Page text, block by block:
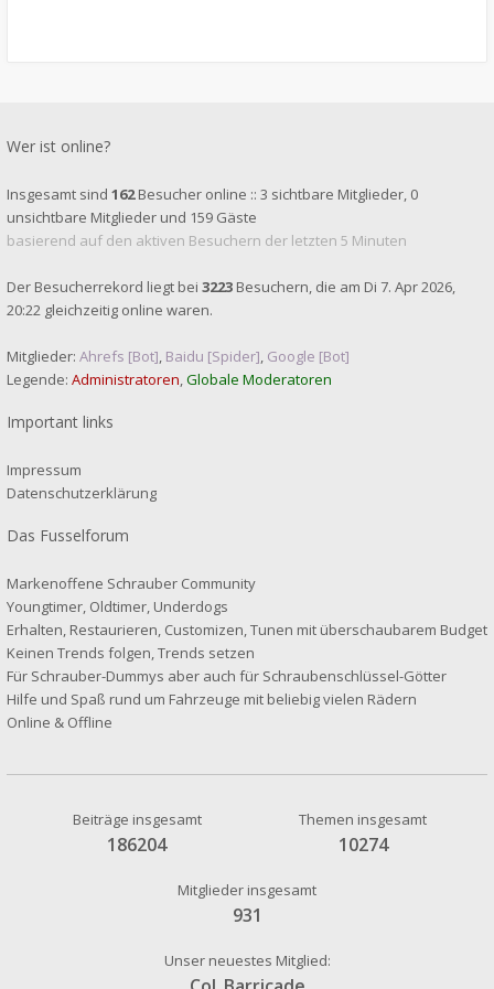
Wer ist online?
Insgesamt sind 162Besucher online :: 3 sichtbare Mitglieder, 0
unsichtbare Mitglieder und 159 Gäste
basierend auf den aktiven Besuchern der letzten 5 Minuten
Der Besucherrekord liegt bei 3223 Besuchern, die am Di 7. Apr 2026,
20:22 gleichzeitig online waren.
Mitglieder: Ahrefs [Bot], Baidu [Spider], Google [Bot]
Legende: Administratoren,Globale Moderatoren
Important links
Impressum
Datenschutzerklärung
Das Fusselforum
Markenoffene Schrauber Community
Youngtimer, Oldtimer, Underdogs
Erhalten, Restaurieren, Customizen, Tunen mit überschaubarem Budget
Keinen Trends folgen, Trends setzen
Für Schrauber-Dummys aber auch für Schraubenschlüssel-Götter
Hilfe und Spaß rund um Fahrzeuge mit beliebig vielen Rädern
Online & Offline
Beiträge insgesamt
186204
Themen insgesamt
10274
Mitglieder insgesamt
931
Unser neuestes Mitglied: